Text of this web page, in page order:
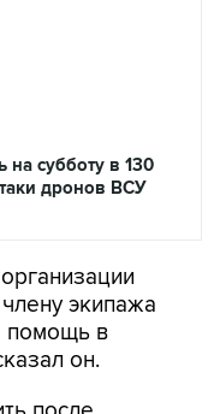
на субботу в 130
дронов ВСУ
экипажа
помощь в
он.